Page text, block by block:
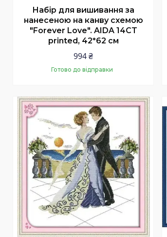
Набір для вишивання за
нанесеною на канву схемою
"Forever Love". AIDA 14CT
printed, 42*62 см
994 ₴
Готово до відправки
Купити